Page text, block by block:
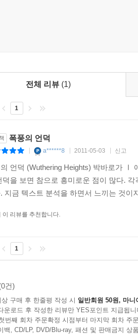
전체 리뷰 (1)
1
폭풍의 언덕
a******8 2011-05-03 신고
언덕 (Wuthering Heights) 박바로가 Ⅰ
덕을 보면 참으로 흥미로운 점이 많다.
지금 텍스트 분석을 하면서 느끼는 것
이 리뷰를 추천합니다.
1
건)
상 구매 후 한줄평 작성 시 일반회원 50원, 마니
운로드 후 작성한 리뷰만 YES포인트 지급됩니
번째 회차 주문확정 시점부터 마지막 회차 주
백, CD/LP, DVD/Blu-ray, 패션 및 판매금지 상